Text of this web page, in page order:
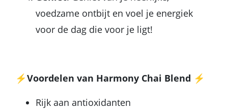
voedzame ontbijt en voel je energiek
voor de dag die voor je ligt!
⚡Voordelen van Harmony Chai Blend ⚡
Rijk aan antioxidanten